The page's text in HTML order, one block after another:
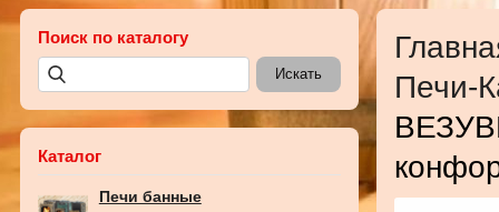
Поиск по каталогу
Каталог
Печи банные
Печи-